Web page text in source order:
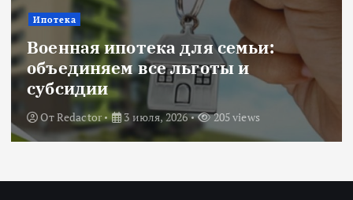
Ипотека
Военная ипотека для семьи:
объединяем все льготы и
субсидии
ОтRedactor 3 июля, 2026 205 views